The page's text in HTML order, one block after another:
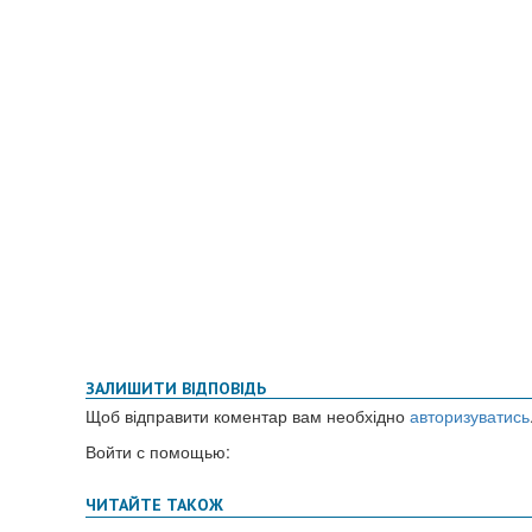
ЗАЛИШИТИ ВІДПОВІДЬ
Щоб відправити коментар вам необхідно авторизуватись
Войти с помощью: